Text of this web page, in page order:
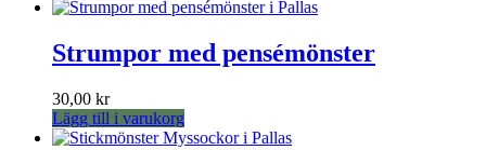
Strumpor med pensémönster
30,00 kr
Lägg till i varukorg